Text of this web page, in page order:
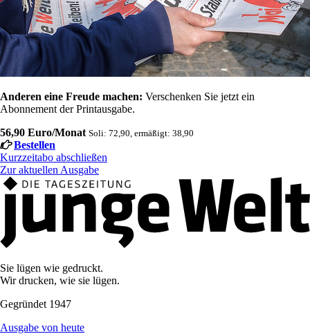
Anderen eine Freude machen: Verschenken Sie jetzt ein
Abonnement der Printausgabe.
56,90 Euro/Monat Soli: 72,90, ermäßigt: 38,90
Bestellen
Kurzzeitabo abschließen
Zur aktuellen Ausgabe
Sie lügen wie gedruckt.
Wir drucken, wie sie lügen.
Gegründet 1947
Ausgabe von heute